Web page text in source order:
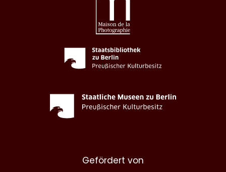
Gefördert von